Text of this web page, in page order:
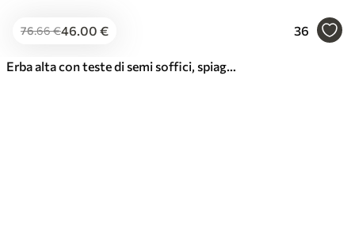
76.66€46.00 € 36
Erba alta con teste di semi soffici, spiaggia sabbiosa e onde dell'oceano sullo sfondo, tavolozza di colori tenui e smorzati